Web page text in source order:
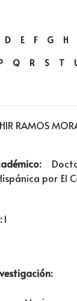
D E F G H
Q R S T
RAMOS
por El
I